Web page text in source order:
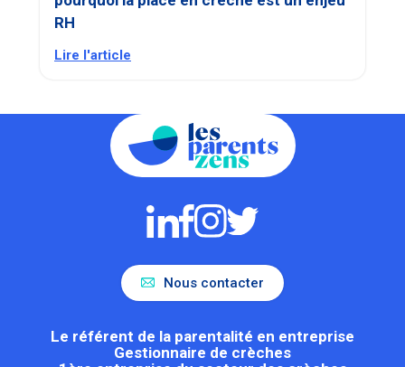
RH
Lire l'article
Nous contacter
Le référent de la parentalité en entreprise
Gestionnaire de crèches